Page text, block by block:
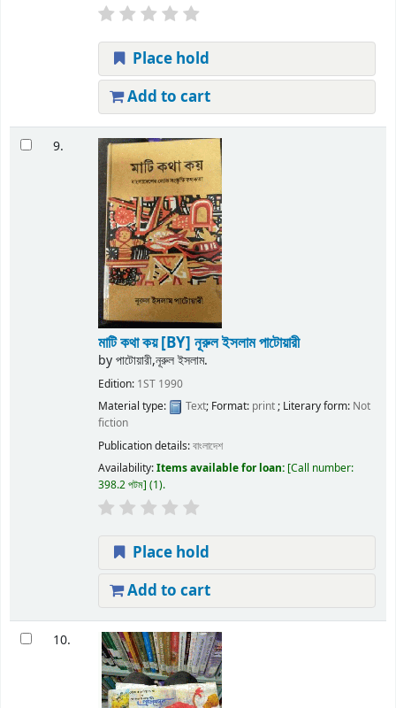
Place hold
Add to cart
9.
মাটি কথা কয়[BY] নূরুল ইসলাম পাটোয়ারী
byপাটোয়ারী,নূরুল ইসলাম.
Edition: 1ST 1990
Material type:
Text; Format: print; Literary form: Not
fiction
Publication details:বাংলাদেশ
Availability:Items available for loan: Call number:
398.2 পটম (1).
Place hold
Add to cart
10.